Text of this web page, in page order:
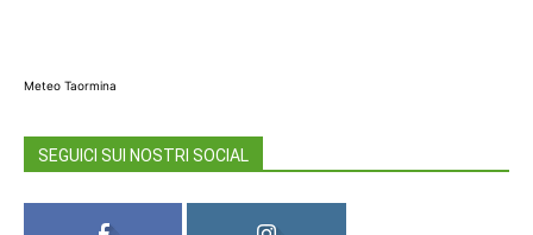
Meteo Taormina
SEGUICI SUI NOSTRI SOCIAL